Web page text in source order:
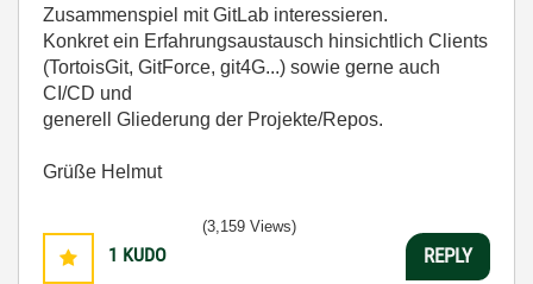
Zusammenspiel mit GitLab interessieren.
Konkret ein Erfahrungsaustausch hinsichtlich Clients
(TortoisGit, GitForce, git4G...) sowie gerne auch
CI/CD und
generell Gliederung der Projekte/Repos.
Grüße Helmut
1 KUDO
(3,159 Views)
REPLY